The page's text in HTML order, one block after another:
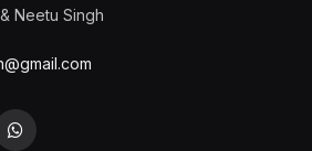
Neetu Singh
WhatsApp